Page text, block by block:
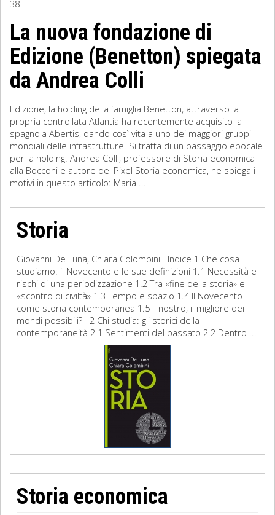
Sociologia
Filosofia
Storia
Matematica
Diritto
38
La nuova fondazione di
Edizione (Benetton) spiegata
da Andrea Colli
Edizione, la holding della famiglia Benetton, attraverso la
propria controllata Atlantia ha recentemente acquisito la
spagnola Abertis, dando così vita a uno dei maggiori gruppi
mondiali delle infrastrutture. Si tratta di un passaggio epocale
per la holding. Andrea Colli, professore di Storia economica
alla Bocconi e autore del Pixel Storia economica, ne spiega i
motivi in questo articolo: Maria ...
Storia
Giovanni De Luna, Chiara Colombini Indice 1 Che cosa
studiamo: il Novecento e le sue definizioni 1.1 Necessità e
rischi di una periodizzazione 1.2 Tra «fine della storia» e
«scontro di civiltà» 1.3 Tempo e spazio 1.4 Il Novecento
come storia contemporanea 1.5 Il nostro, il migliore dei
mondi possibili? 2 Chi studia: gli storici della
contemporaneità 2.1 Sentimenti del passato 2.2 Dentro ...
Storia economica